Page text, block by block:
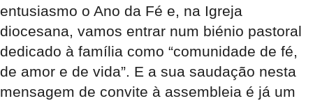
entusiasmo o Ano da Fé e, na Igreja
diocesana, vamos entrar num biénio pastoral
dedicado à família como “comunidade de fé,
de amor e de vida”. E a sua saudação nesta
mensagem de convite à assembleia é já um